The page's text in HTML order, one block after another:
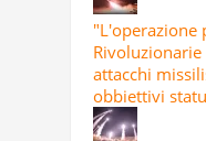
"L'operazione
attacchi
obbiettivi